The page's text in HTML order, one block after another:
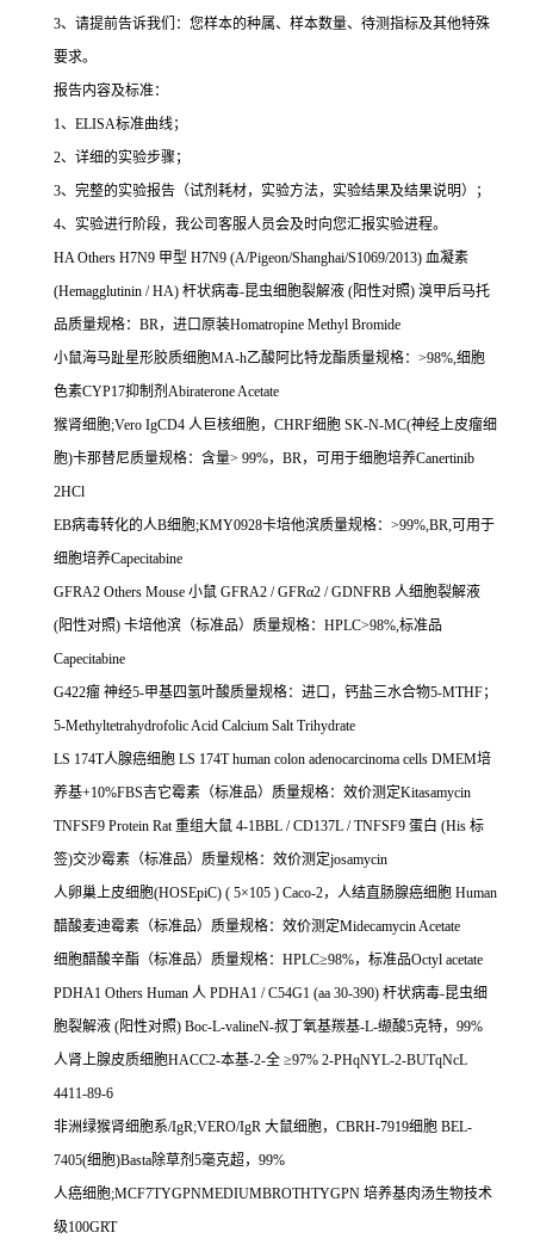
3、请提前告诉我们：您样本的种属、样本数量、待测指标及其他特殊
要求。
报告内容及标准：
1、 ELISA标准曲线；
2、详细的实验步骤；
3、完整的实验报告（试剂耗材，实验方法，实验结果及结果说明）；
4、实验进行阶段，我公司客服人员会及时向您汇报实验进程。
HA Others H7N9 甲型 H7N9 (A/Pigeon/Shanghai/S1069/2013) 血凝素
(Hemagglutinin / HA) 杆状病毒-昆虫细胞裂解液 (阳性对照) 溴甲后马托
品质量规格： BR，进口原装Homatropine Methyl Bromide
小鼠海马趾星形胶质细胞MA-h乙酸阿比特龙酯质量规格： >98%,细胞
色素CYP17抑制剂 Abiraterone Acetate
猴肾细胞;Vero IgCD4 人巨核细胞， CHRF细胞 SK-N-MC(神经上皮瘤细
胞)卡那替尼质量规格：含量> 99%， BR，可用于细胞培养Canertinib
2HCl
EB病毒转化的人B细胞;KMY0928卡培他滨质量规格： >99%,BR,可用于
细胞培养Capecitabine
GFRA2 Others Mouse 小鼠 GFRA2 / GFRα2 / GDNFRB 人细胞裂解液
(阳性对照) 卡培他滨（标准品）质量规格： HPLC>98%,标准品
Capecitabine
G422瘤 神经5-甲基四氢叶酸质量规格：进口，钙盐三水合物5-MTHF；
5-Methyltetrahydrofolic Acid Calcium Salt Trihydrate
LS 174T人腺癌细胞 LS 174T human colon adenocarcinoma cells DMEM培
养基+10%FBS吉它霉素（标准品）质量规格：效价测定Kitasamycin
TNFSF9 Protein Rat重组大鼠 4-1BBL / CD137L / TNFSF9 蛋白 (His 标
签)交沙霉素（标准品）质量规格：效价测定josamycin
人卵巢上皮细胞(HOSEpiC) ( 5×105 ) Caco-2，人结直肠腺癌细胞 Human
醋酸麦迪霉素（标准品）质量规格：效价测定Midecamycin Acetate
细胞醋酸辛酯（标准品）质量规格： HPLC≥98%，标准品Octyl acetate
PDHA1 Others Human 人 PDHA1 / C54G1 (aa 30-390) 杆状病毒-昆虫细
胞裂解液 (阳性对照) Boc-L-valineN-叔丁氧基羰基-L-缬酸5克特， 99%
人肾上腺皮质细胞HACC2-本基-2-全 ≥97% 2-PHqNYL-2-BUTqNcL
4411-89-6
非洲绿猴肾细胞系/IgR;VERO/IgR 大鼠细胞， CBRH-7919细胞 BEL-
7405(细胞)Basta除草剂 5毫克超， 99%
人癌细胞;MCF7TYGPNMEDIUMBROTHTYGPN 培养基肉汤生物技术
级100GRT